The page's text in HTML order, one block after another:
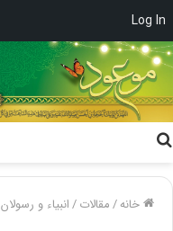
Log In
خانه/مقالات/انبیاء و رسولان